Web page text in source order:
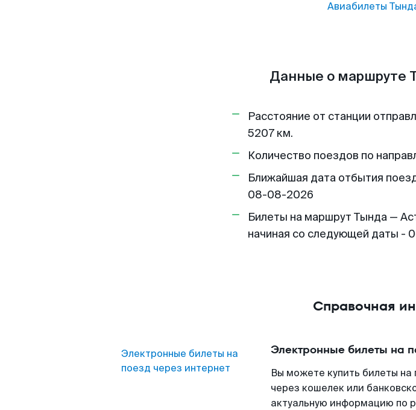
Авиабилеты
Данные о маршруте
Расстояние от станции
5207 км.
Количество поездов по
Ближайшая дата отбытия
08-08-2026
Билеты на маршрут Тында —
начиная со следующей даты -
Справочная
Электронные билеты на
поезд через интернет
Электронные билеты на
Вы можете купить билеты
через кошелек или
актуальную информацию по